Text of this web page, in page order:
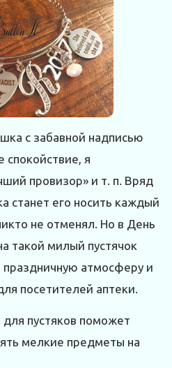
с забавной надписью
спокойствие, я
провизор» и т. п. Вряд
станет его носить каждый
не отменял. Но в День
такой милый пустячок
атмосферу и
посетителей аптеки.
пустяков поможет
мелкие предметы на